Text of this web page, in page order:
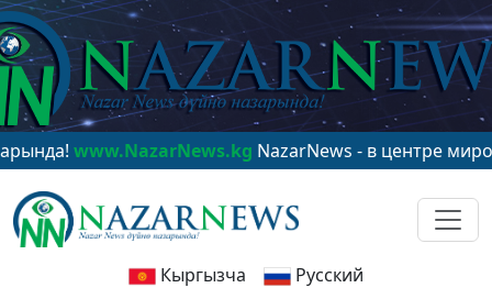
NazarNews - в центре мирового
Кыргызча Русский